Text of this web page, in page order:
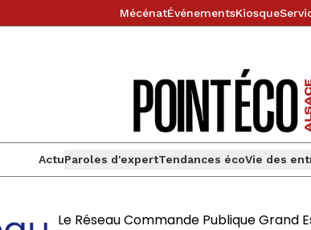
MécénatÉvénementsKiosque
ActuParoles d'expertTendances écoVie des
Le Réseau Commande Publique Grand